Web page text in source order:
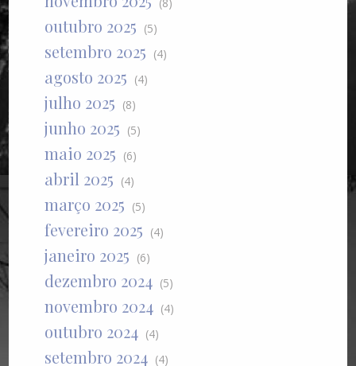
outubro 2025 (5)
setembro 2025 (4)
agosto 2025 (4)
julho 2025 (8)
junho 2025 (5)
maio 2025 (6)
abril 2025 (4)
março 2025 (5)
fevereiro 2025 (4)
janeiro 2025 (6)
dezembro 2024 (5)
novembro 2024 (4)
outubro 2024 (4)
setembro 2024 (4)